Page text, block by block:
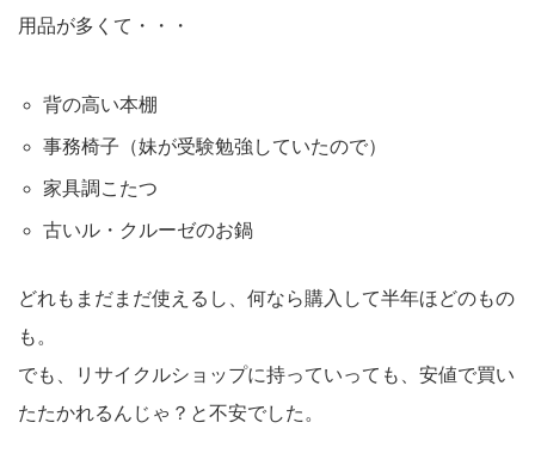
用品が多くて・・・
背の高い本棚
事務椅子（妹が受験勉強していたので）
家具調こたつ
古いル・クルーゼのお鍋
どれもまだまだ使えるし、何なら購入して半年ほどのもの
も。
でも、リサイクルショップに持っていっても、安値で買い
たたかれるんじゃ？と不安でした。